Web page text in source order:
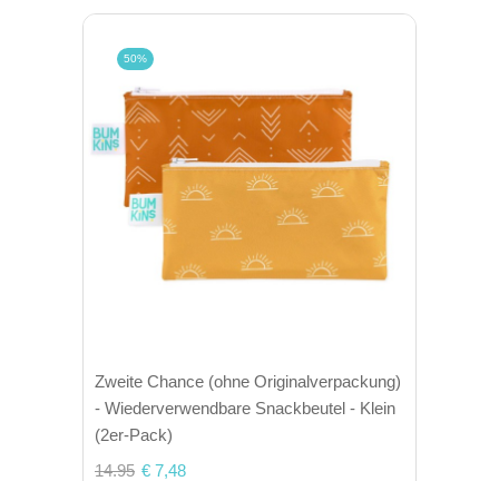
50%
Zweite Chance (ohne Originalverpackung)
- Wiederverwendbare Snackbeutel - Klein
(2er-Pack)
14.95 € 7,48